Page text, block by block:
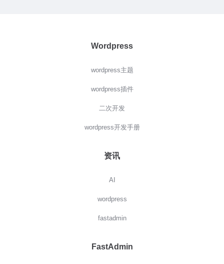
Wordpress
wordpress主题
wordpress插件
二次开发
wordpress开发手册
资讯
AI
wordpress
fastadmin
FastAdmin